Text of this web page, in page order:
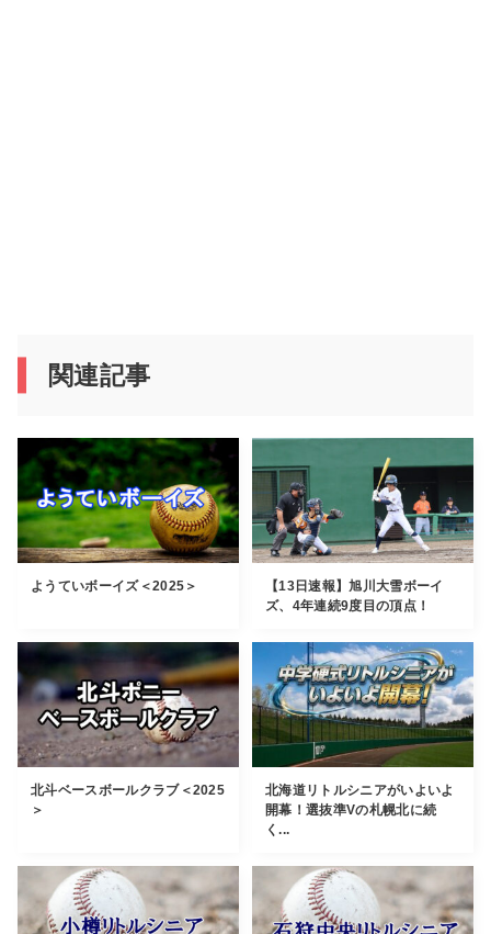
関連記事
ようていボーイズ＜2025＞
【13日速報】旭川大雪ボーイ
ズ、4年連続9度目の頂点！
北斗ベースボールクラブ＜2025
＞
北海道リトルシニアがいよいよ
開幕！選抜準Vの札幌北に続
く...